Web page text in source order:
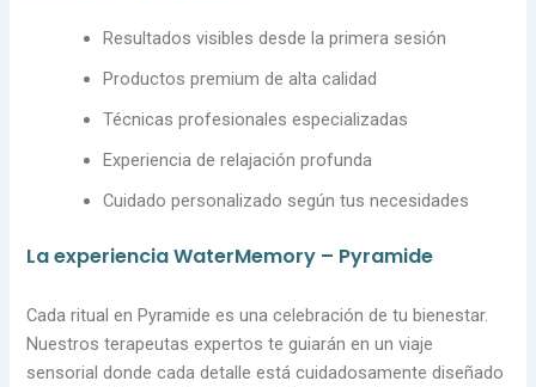
Resultados visibles desde la primera sesión
Productos premium de alta calidad
Técnicas profesionales especializadas
Experiencia de relajación profunda
Cuidado personalizado según tus necesidades
La experiencia WaterMemory – Pyramide
Cada ritual en Pyramide es una celebración de tu bienestar.
Nuestros terapeutas expertos te guiarán en un viaje
sensorial donde cada detalle está cuidadosamente diseñado